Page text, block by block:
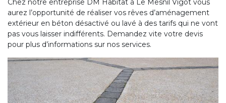
Chez notre entreprise DM Habitat à Le Mesnil Vigot vous
aurez l’opportunité de réaliser vos rêves d’aménagement
extérieur en béton désactivé ou lavé à des tarifs qui ne vont
pas vous laisser indifférents. Demandez vite votre devis
pour plus d’informations sur nos services.